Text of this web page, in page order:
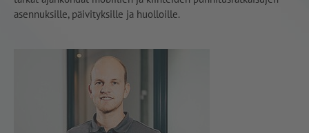
asennuksille, päivityksille ja huolloille.